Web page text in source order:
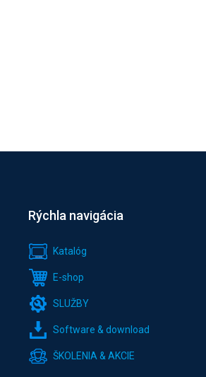
Rýchla navigácia
Katalóg
E-shop
SLUŽBY
Software & download
ŠKOLENIA & AKCIE